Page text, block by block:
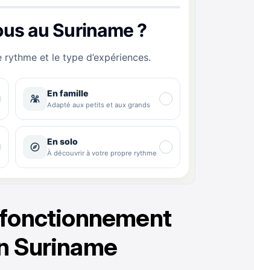
Suriname